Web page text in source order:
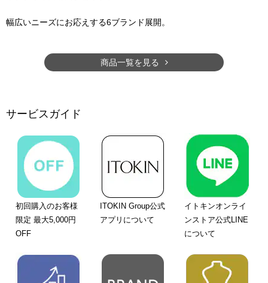
幅広いニーズにお応えする6ブランド展開。
商品一覧を見る
サービスガイド
初回購入のお客様
限定 最大5,000円
OFF
ITOKIN Group公式
アプリについて
イトキンオンライ
ンストア公式LINE
について